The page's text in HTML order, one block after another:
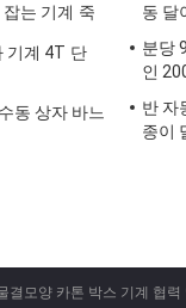
는 기계 죽
기계 4T 단
동 상자 바느
동 달
분당
인
반 자
종이
결모양 카톤 박스 기계 협력